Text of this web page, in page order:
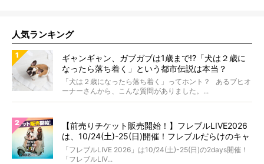
人気ランキング
ギャンギャン、ガブガブは1歳まで!?「犬は２歳に
なったら落ち着く」という都市伝説は本当？
「犬は２歳になったら落ち着く」ってホント？ あるブヒオ
ーナーさんから、こんな質問がありました。...
【前売りチケット販売開始！】フレブルLIVE2026
は、10/24(土)-25(日)開催！フレブルだらけのキャ
ンプ・前夜祭・バスプランも新登場!?
「フレブルLIVE 2026」は10/24(土)-25(日)の2days開催！
「フレブルLIV...